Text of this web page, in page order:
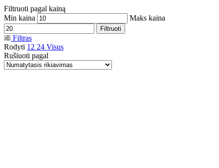
Filtruoti pagal kainą
Min kaina
Maks kaina
Filtruoti
Filtras
Rodyti 12 24 Visus
Rušiuoti pagal